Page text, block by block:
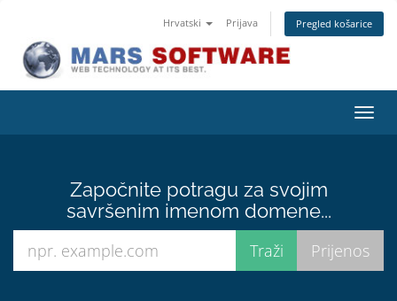
Hrvatski Prijava Pregled košarice
Započnite potragu za svojim
savršenim imenom domene...